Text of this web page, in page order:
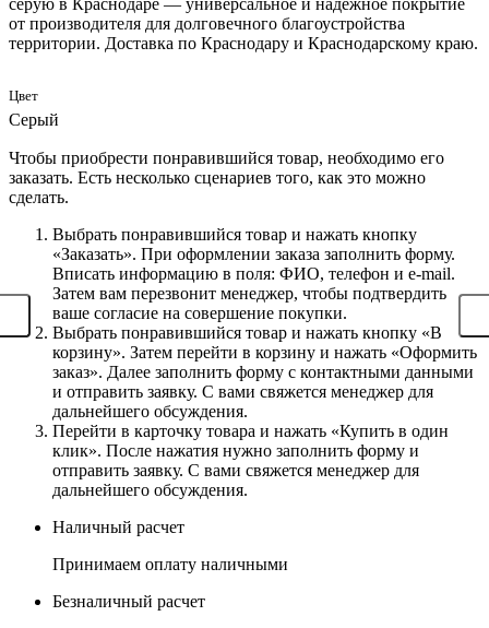
серую в Краснодаре — универсальное и надёжное покрытие
от производителя для долговечного благоустройства
территории. Доставка по Краснодару и Краснодарскому краю.
Цвет
Серый
Чтобы приобрести понравившийся товар, необходимо его
заказать. Есть несколько сценариев того, как это можно
сделать.
Выбрать понравившийся товар и нажать кнопку
«Заказать». При оформлении заказа заполнить форму.
Вписать информацию в поля: ФИО, телефон и e-mail.
Затем вам перезвонит менеджер, чтобы подтвердить
ваше согласие на совершение покупки.
Выбрать понравившийся товар и нажать кнопку «В
корзину». Затем перейти в корзину и нажать «Оформить
заказ». Далее заполнить форму с контактными данными
и отправить заявку. С вами свяжется менеджер для
дальнейшего обсуждения.
Перейти в карточку товара и нажать «Купить в один
клик». После нажатия нужно заполнить форму и
отправить заявку. С вами свяжется менеджер для
дальнейшего обсуждения.
Наличный расчет
Принимаем оплату наличными
Безналичный расчет